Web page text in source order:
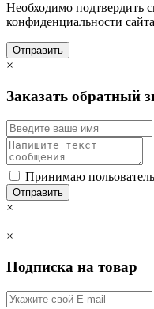
Необходимо подтвердить
конфиденциальности сайта
Отправить
×
Заказать обратный
Принимаю
Отправить
×
×
Подписка на товар